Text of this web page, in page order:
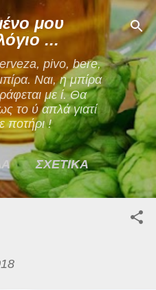
περιεχόμενο
μου
...
pivo, bere,
με ί. Θα
το ύ απλά γιατί
ποτήρι !
ΣΧΕΤΙΚΑ